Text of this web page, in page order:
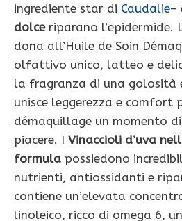
ingrediente star di Caudalie–
dolceriparano l’epidermide.
dona all’Huile de Soin
olfattivo unico, latteo e
la fragranza di una golosità
unisce leggerezza e comfort
démaquillage un momento
piacere. I Vinaccioli d’uva
formula possiedono
nutrienti, antiossidanti e
contiene un’elevata
linoleico, ricco di omega 6,